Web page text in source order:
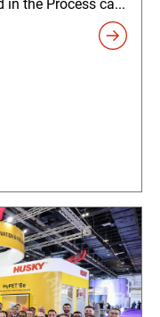
in the Process ca...